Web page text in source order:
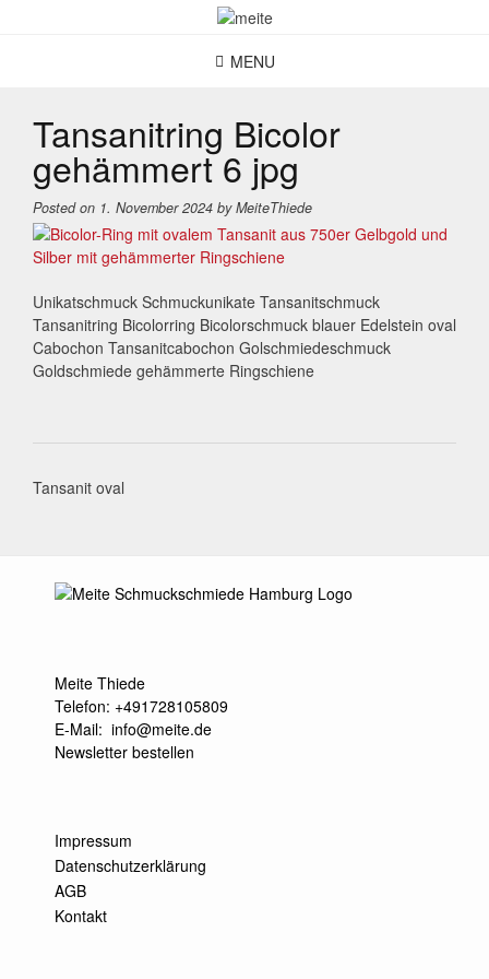
MENU
Tansanitring Bicolor
gehämmert 6 jpg
Posted on 1. November 2024 byMeiteThiede
Unikatschmuck Schmuckunikate Tansanitschmuck
Tansanitring Bicolorring Bicolorschmuck blauer Edelstein oval
Cabochon Tansanitcabochon Golschmiedeschmuck
Goldschmiede gehämmerte Ringschiene
Post
Tansanit oval
Meite Thiede
Telefon: +491728105809
E-Mail: info@meite.de
Newsletter bestellen
Impressum
Datenschutzerklärung
AGB
Kontakt